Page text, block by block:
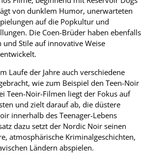
von dunklem Humor, unerwarteten
auf die Popkultur und
Die Coen-Brüder haben ebenfalls
und Stile auf innovative Weise
Laufe der Jahre auch verschiedene
wie zum Beispiel den Teen-Noir
Teen-Noir-Filmen liegt der Fokus auf
und zielt darauf ab, die düstere
innerhalb des Teenager-Lebens
dazu setzt der Nordic Noir seinen
atmosphärische Kriminalgeschichten,
Ländern abspielen.